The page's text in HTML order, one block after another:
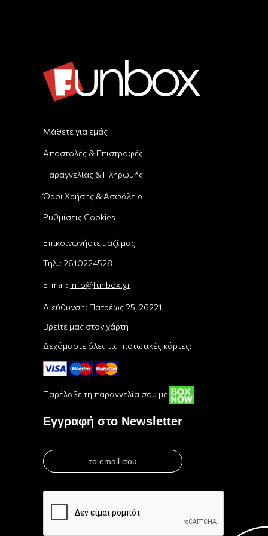
Μάθετε για εμάς
Αποστολές & Επιστροφές
Παραγγελίας & Πληρωμής
Όροι Χρήσης & Ασφάλεια
Ρυθμίσεις Cookies
Επικοινωνήστε μαζί μας
Τηλ.: 2610224528
E-mail: info@funbox.gr
Διεύθυνση: Πατρέως 25, 26221
Βρείτε μας στον χάρτη
Δεχόμαστε όλες τις πιστωτικές κάρτες:
Παρέλαβε τη παραγγελία σου με
Εγγραφή στο Newsletter